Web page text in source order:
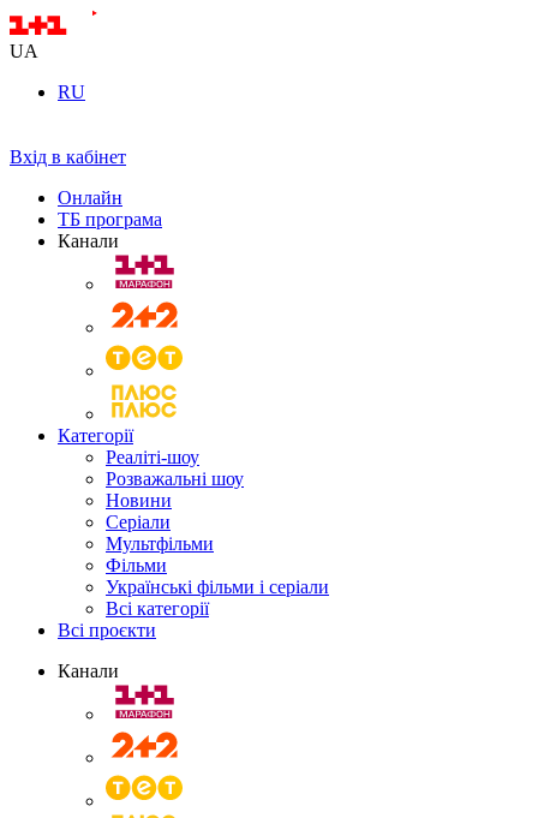
UA
RU
Вхід в кабінет
Онлайн
ТБ програма
Канали
Категорії
Реаліті-шоу
Розважальні шоу
Новини
Серіали
Мультфільми
Фільми
Українські фільми і серіали
Всі категорії
Всі проєкти
Канали